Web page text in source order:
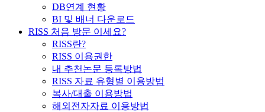
DB연계 현황
BI 및 배너 다운로드
RISS 처음 방문 이세요?
RISS란?
RISS 이용권한
내 추천논문 등록방법
RISS 자료 유형별 이용방법
복사/대출 이용방법
해외전자자료 이용방법